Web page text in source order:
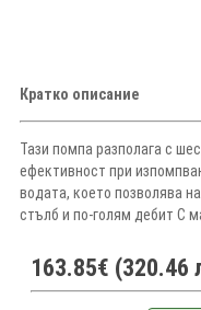
Кратко описание
Тази помпа разполага с
ефективност при
водата, което позволява
стълб и по-голям дебит С
163.85€ (320.46